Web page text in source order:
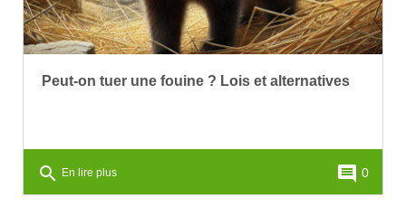
Peut-on tuer une fouine ? Lois et alternatives
search En lire plus comment 0